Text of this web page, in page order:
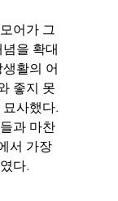
어가 그
을 확대
활의 어
좋지 못
사했다.
과 마찬
서 가장
다.